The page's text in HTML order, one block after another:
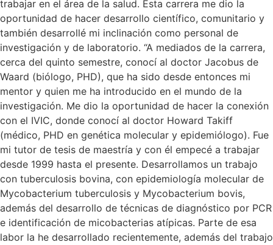
trabajar en el área de la salud. Esta carrera me dio la
oportunidad de hacer desarrollo científico, comunitario y
también desarrollé mi inclinación como personal de
investigación y de laboratorio. “A mediados de la carrera,
cerca del quinto semestre, conocí al doctor Jacobus de
Waard (biólogo, PHD), que ha sido desde entonces mi
mentor y quien me ha introducido en el mundo de la
investigación. Me dio la oportunidad de hacer la conexión
con el IVIC, donde conocí al doctor Howard Takiff
(médico, PHD en genética molecular y epidemiólogo). Fue
mi tutor de tesis de maestría y con él empecé a trabajar
desde 1999 hasta el presente. Desarrollamos un trabajo
con tuberculosis bovina, con epidemiología molecular de
Mycobacterium tuberculosis y Mycobacterium bovis,
además del desarrollo de técnicas de diagnóstico por PCR
e identificación de micobacterias atípicas. Parte de esa
labor la he desarrollado recientemente, además del trabajo